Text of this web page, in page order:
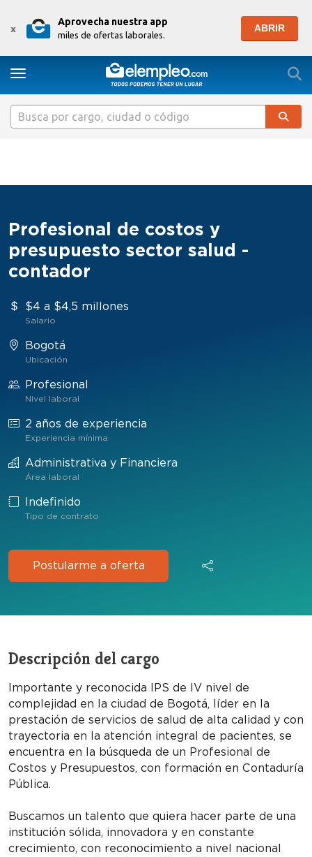
x
Aprovecha nuestra app
miles de ofertas laborales.
ABRIR
Toggle navigation
Profesional de costos y
presupuesto sector salud -
contador
$4 a $4,5 millones
Salario
Bogotá
Ubicación
Profesional
Nivel laboral
2 años de experiencia
Experiencia mínima
Administrativa y Financiera
Área laboral
Indefinido
Tipo de contrato
Postularme a oferta
Descripción del cargo
Importante y reconocida IPS de IV nivel de
complejidad en la ciudad de Bogotá, líder en la
prestación de servicios de salud de alta calidad y con
trayectoria en la atención integral de pacientes, se
encuentra en la búsqueda de un Profesional de
Costos y Presupuestos, con formación en Contaduría
Pública.
Buscamos un talento que quiera hacer parte de una
institución sólida, innovadora y en constante
crecimiento, con reconocimiento a nivel nacional